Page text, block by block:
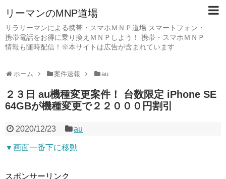
リーマンのMNP道場
サラリーマンによる携帯・スマホＭＮＰ道場 スマートフォン・
携帯電話をお得に乗り換えＭＮＰしよう！ 携帯・スマホＭＮＰ
情報も随時配信！※本サイトは広告が含まれています
ホーム 案件速報 au
２３日 au機種変更案件！ 台数限定 iPhone SE
64GBが機種変更で２２０００円割引
2020/12/23 au
▼画面一番下に移動
スポンサーリンク